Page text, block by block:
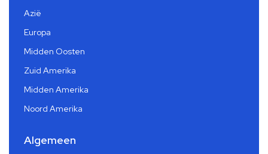
Azië
Europa
Midden Oosten
Zuid Amerika
Midden Amerika
Noord Amerika
Algemeen